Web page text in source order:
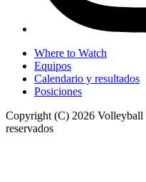
Where to Watch
Equipos
Calendario y resultados
Posiciones
Copyright (C) 2026 Volleyball
reservados